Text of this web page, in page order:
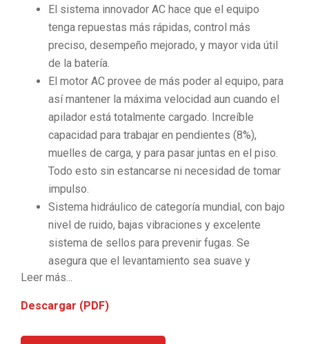
El sistema innovador AC hace que el equipo
tenga repuestas más rápidas, control más
preciso, desempeño mejorado, y mayor vida útil
de la batería.
El motor AC provee de más poder al equipo, para
así mantener la máxima velocidad aun cuando el
apilador está totalmente cargado. Increíble
capacidad para trabajar en pendientes (8%),
muelles de carga, y para pasar juntas en el piso.
Todo esto sin estancarse ni necesidad de tomar
impulso.
Sistema hidráulico de categoría mundial, con bajo
nivel de ruido, bajas vibraciones y excelente
sistema de sellos para prevenir fugas. Se
asegura que el levantamiento sea suave y
preciso.
asegura que el control del equipo sea muy
sencillo. El desplazamiento, el ascenso y el
Leer más...
Descargar (PDF)